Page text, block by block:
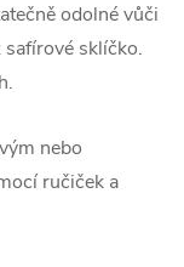
odolné vůči
sklíčko.
nebo
ručiček a